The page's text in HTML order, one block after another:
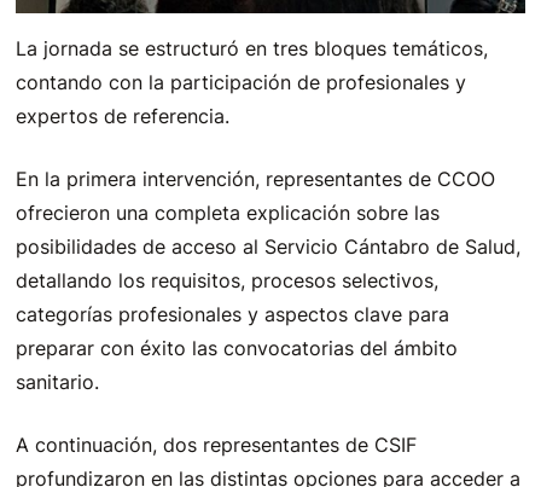
La jornada se estructuró en tres bloques temáticos,
contando con la participación de profesionales y
expertos de referencia.
En la primera intervención, representantes de CCOO
ofrecieron una completa explicación sobre las
posibilidades de acceso al Servicio Cántabro de Salud,
detallando los requisitos, procesos selectivos,
categorías profesionales y aspectos clave para
preparar con éxito las convocatorias del ámbito
sanitario.
A continuación, dos representantes de CSIF
profundizaron en las distintas opciones para acceder a